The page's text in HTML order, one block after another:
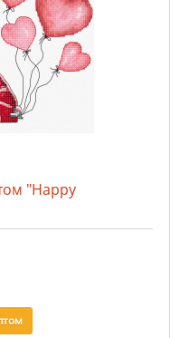
"Happy